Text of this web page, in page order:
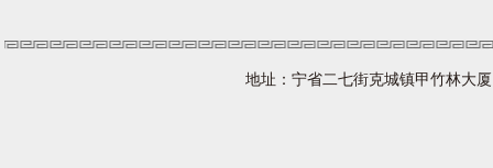
地址：宁省二七街克城镇甲竹林大